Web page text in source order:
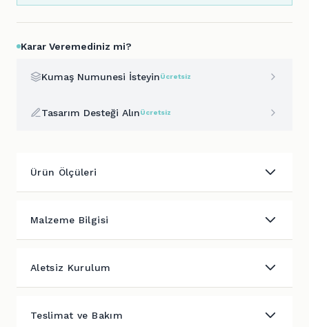
Karar Veremediniz mi?
Kumaş Numunesi İsteyinÜcretsiz
Tasarım Desteği AlınÜcretsiz
Ürün Ölçüleri
Malzeme Bilgisi
Aletsiz Kurulum
Teslimat ve Bakım